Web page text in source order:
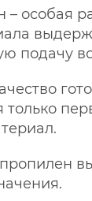
– особая
подачу
только